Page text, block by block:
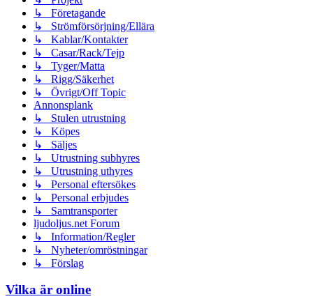
↳ Företagande
↳ Strömförsörjning/Ellära
↳ Kablar/Kontakter
↳ Casar/Rack/Tejp
↳ Tyger/Matta
↳ Rigg/Säkerhet
↳ Övrigt/Off Topic
Annonsplank
↳ Stulen utrustning
↳ Köpes
↳ Säljes
↳ Utrustning subhyres
↳ Utrustning uthyres
↳ Personal eftersökes
↳ Personal erbjudes
↳ Samtransporter
ljudoljus.net Forum
↳ Information/Regler
↳ Nyheter/omröstningar
↳ Förslag
Vilka är online